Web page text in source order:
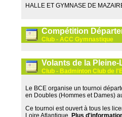
HALLE ET GYMNASE DE
Compétition
Club - ACC Gymnastique
Volants de la Pleine-
Club - Badminton Club de
Le BCE organise un tournoi
en Doubles (Hommes et Dames)
Ce tournoi est ouvert à tous les
Loire Atlantique.
Plus